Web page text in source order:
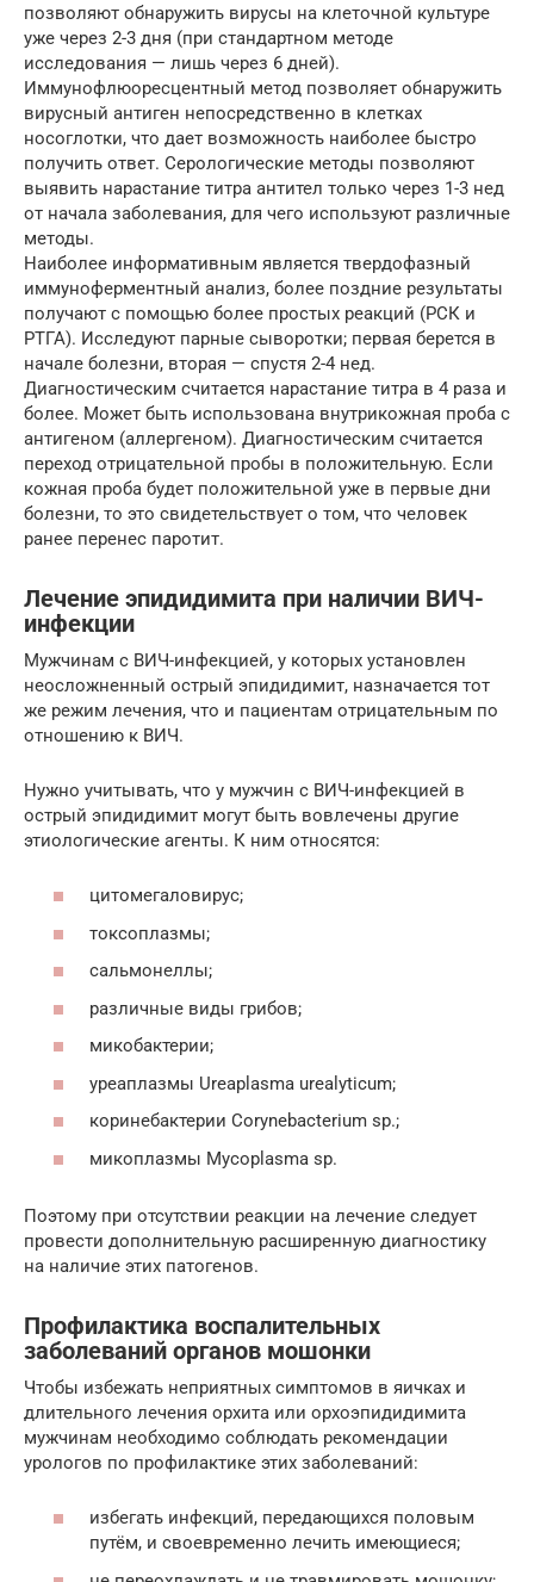
позволяют обнаружить вирусы на клеточной культуре
уже через 2-3 дня (при стандартном методе
исследования — лишь через 6 дней).
Иммунофлюоресцентный метод позволяет обнаружить
вирусный антиген непосредственно в клетках
носоглотки, что дает возможность наиболее быстро
получить ответ. Серологические методы позволяют
выявить нарастание титра антител только через 1-3 нед
от начала заболевания, для чего используют различные
методы.
Наиболее информативным является твердофазный
иммуноферментный анализ, более поздние результаты
получают с помощью более простых реакций (РСК и
РТГА). Исследуют парные сыворотки; первая берется в
начале болезни, вторая — спустя 2-4 нед.
Диагностическим считается нарастание титра в 4 раза и
более. Может быть использована внутрикожная проба с
антигеном (аллергеном). Диагностическим считается
переход отрицательной пробы в положительную. Если
кожная проба будет положительной уже в первые дни
болезни, то это свидетельствует о том, что человек
ранее перенес паротит.
Лечение эпидидимита при наличии ВИЧ-
инфекции
Мужчинам с ВИЧ-инфекцией, у которых установлен
неосложненный острый эпидидимит, назначается тот
же режим лечения, что и пациентам отрицательным по
отношению к ВИЧ.
Нужно учитывать, что у мужчин с ВИЧ-инфекцией в
острый эпидидимит могут быть вовлечены другие
этиологические агенты. К ним относятся:
цитомегаловирус;
токсоплазмы;
сальмонеллы;
различные виды грибов;
микобактерии;
уреаплазмы Ureaplasma urealyticum;
коринебактерии Corynebacterium sp.;
микоплазмы Mycoplasma sp.
Поэтому при отсутствии реакции на лечение следует
провести дополнительную расширенную диагностику
на наличие этих патогенов.
Профилактика воспалительных
заболеваний органов мошонки
Чтобы избежать неприятных симптомов в яичках и
длительного лечения орхита или орхоэпидидимита
мужчинам необходимо соблюдать рекомендации
урологов по профилактике этих заболеваний:
избегать инфекций, передающихся половым
путём, и своевременно лечить имеющиеся;